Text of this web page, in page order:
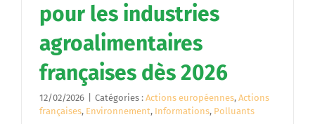
pour les industries
agroalimentaires
françaises dès 2026
12/02/2026 Catégories : Actions européennes, Actions
françaises, Environnement, Informations, Polluants